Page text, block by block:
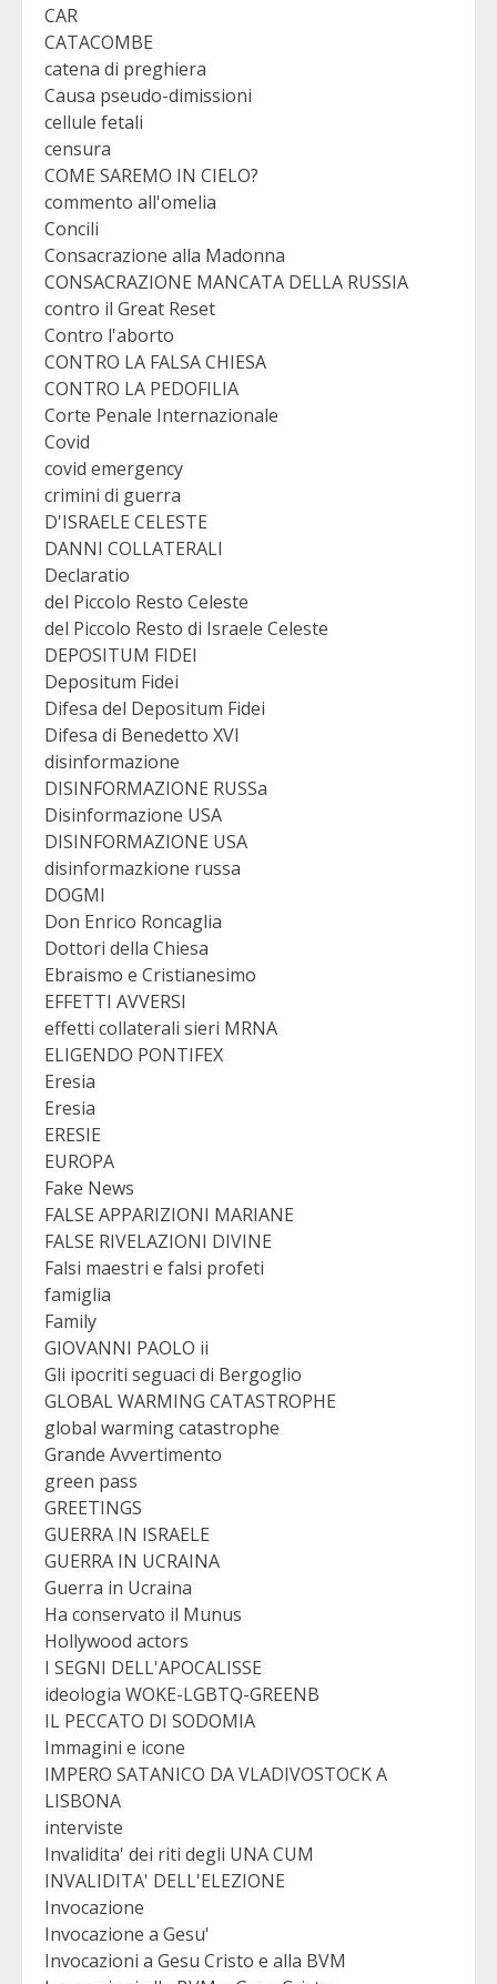
CAR
CATACOMBE
catena di preghiera
Causa pseudo-dimissioni
cellule fetali
censura
COME SAREMO IN CIELO?
commento all'omelia
Concili
Consacrazione alla Madonna
CONSACRAZIONE MANCATA DELLA RUSSIA
contro il Great Reset
Contro l'aborto
CONTRO LA FALSA CHIESA
CONTRO LA PEDOFILIA
Corte Penale Internazionale
Covid
covid emergency
crimini di guerra
D'ISRAELE CELESTE
DANNI COLLATERALI
Declaratio
del Piccolo Resto Celeste
del Piccolo Resto di Israele Celeste
DEPOSITUM FIDEI
Depositum Fidei
Difesa del Depositum Fidei
Difesa di Benedetto XVI
disinformazione
DISINFORMAZIONE RUSSa
Disinformazione USA
DISINFORMAZIONE USA
disinformazkione russa
DOGMI
Don Enrico Roncaglia
Dottori della Chiesa
Ebraismo e Cristianesimo
EFFETTI AVVERSI
effetti collaterali sieri MRNA
ELIGENDO PONTIFEX
Eresia
Eresia
ERESIE
EUROPA
Fake News
FALSE APPARIZIONI MARIANE
FALSE RIVELAZIONI DIVINE
Falsi maestri e falsi profeti
famiglia
Family
GIOVANNI PAOLO ii
Gli ipocriti seguaci di Bergoglio
GLOBAL WARMING CATASTROPHE
global warming catastrophe
Grande Avvertimento
green pass
GREETINGS
GUERRA IN ISRAELE
GUERRA IN UCRAINA
Guerra in Ucraina
Ha conservato il Munus
Hollywood actors
I SEGNI DELL'APOCALISSE
ideologia WOKE-LGBTQ-GREENB
IL PECCATO DI SODOMIA
Immagini e icone
IMPERO SATANICO DA VLADIVOSTOCK A
LISBONA
interviste
Invalidita' dei riti degli UNA CUM
INVALIDITA' DELL'ELEZIONE
Invocazione
Invocazione a Gesu'
Invocazioni a Gesu Cristo e alla BVM